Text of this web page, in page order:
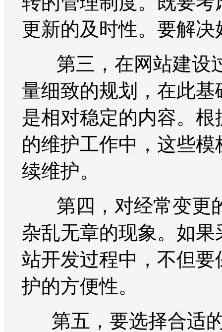
更新的及时性。要解
第三，在网站建设
量细致的规划，在此
是相对稳定的内容。
的维护工作中，这些
续维护。
第四，对经常变更
杂乱无章的现象。如
站开发过程中，不但
护的方便性。
第五，要选择合适的